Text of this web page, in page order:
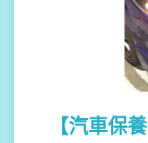
【汽車保